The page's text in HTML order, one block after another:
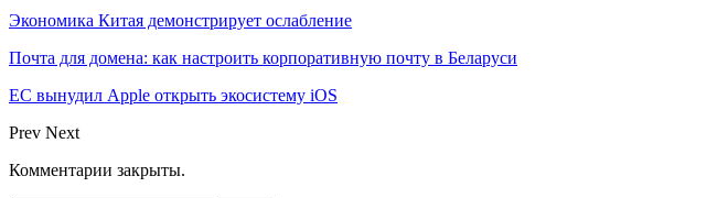
Экономика Китая демонстрирует ослабление
Почта для домена: как настроить корпоративную почту в Беларуси
ЕС вынудил Apple открыть экосистему iOS
Prev Next
Комментарии закрыты.